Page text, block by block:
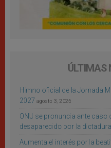
ÚLTIMAS
Himno oficial de la Jornada
2027 agosto 3, 2026
ONU se pronuncia ante
desaparecido por la
Aumenta el interés por la